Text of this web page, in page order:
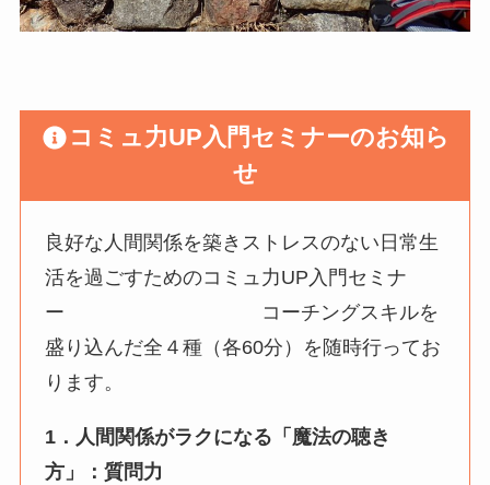
コミュ力UP入門セミナーのお知ら
せ
良好な人間関係を築きストレスのない日常生
活を過ごすためのコミュ力UP入門セミナ
ー コーチングスキルを
盛り込んだ全４種（各60分）を随時行ってお
ります。
1．人間関係がラクになる「魔法の聴き
方」：質問力